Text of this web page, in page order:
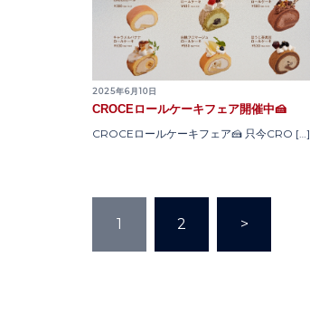
2025年6月10日
CROCEロールケーキフェア開催中🍰
CROCEロールケーキフェア🍰 只今CRO […]
投
稿
1 2 >